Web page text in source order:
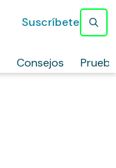
Consejos
Suscríbete